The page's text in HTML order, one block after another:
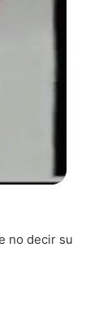
no decir su